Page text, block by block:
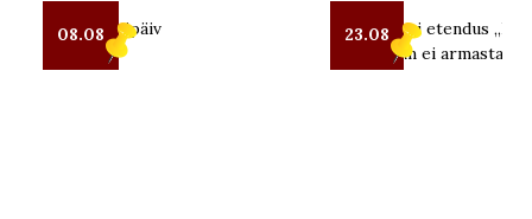
08.08
Seto Kostipäiv 23.08
OUT teatri etendus „Kui
mind enam ei armasta“